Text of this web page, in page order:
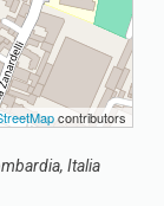
contributors
Italia